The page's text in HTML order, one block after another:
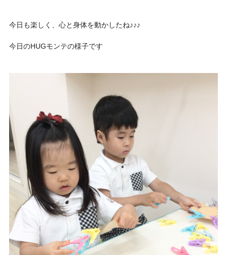
今日も楽しく、心と身体を動かしたね♪♪♪
今日のHUGモンテの様子です